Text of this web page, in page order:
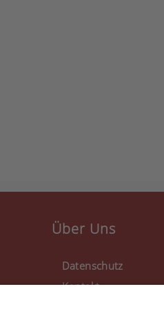
Über Uns
Datenschutz
Kontakt